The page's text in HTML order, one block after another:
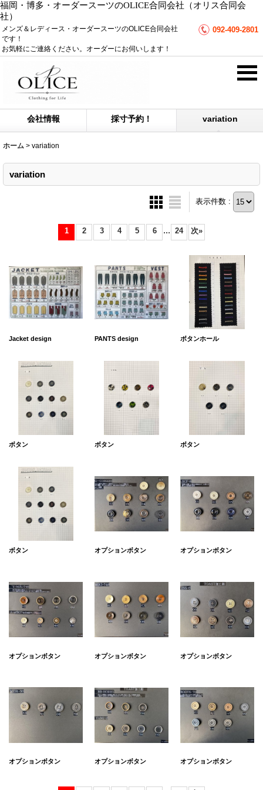
福岡・博多・オーダースーツのOLICE合同会社（オリス合同会
社）
メンズ＆レディース・オーダースーツのOLICE合同会社
です！
お気軽にご連絡ください。オーダーにお伺いします！
092-409-2801
会社情報 採寸予約！ variation
ホーム > variation
variation
表示件数 :
1 2 3 4 5 6 ... 24 次»
Jacket design PANTS design ボタンホール
ボタン ボタン ボタン
ボタン オプションボタン オプションボタン
オプションボタン オプションボタン オプションボタン
オプションボタン オプションボタン オプションボタン